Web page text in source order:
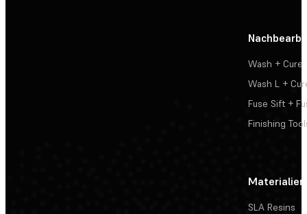
Wash + Cure
Wash L +
Fuse Sift +
Finishing
Materialien
SLA Resins